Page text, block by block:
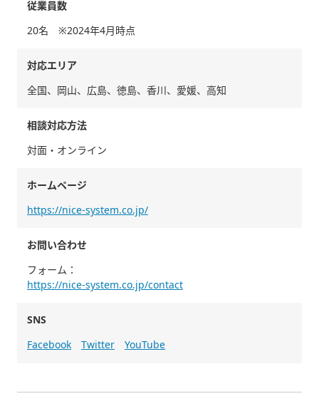
従業員数
20名 ※2024年4月時点
対応エリア
全国、岡山、広島、徳島、香川、愛媛、高知
相談対応方法
対面・オンライン
ホームページ
https://nice-system.co.jp/
お問い合わせ
フォーム：
https://nice-system.co.jp/contact
SNS
Facebook Twitter YouTube